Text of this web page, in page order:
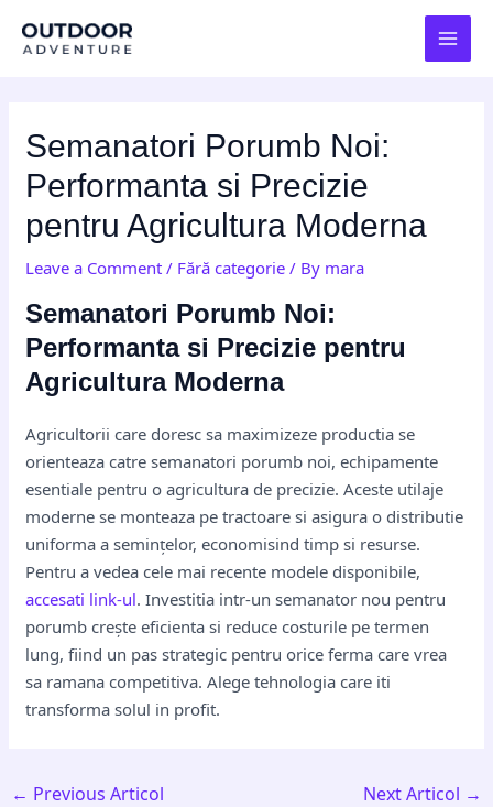
Semanatori Porumb Noi:
Performanta si Precizie
pentru Agricultura Moderna
Leave a Comment / Fără categorie / By mara
Semanatori Porumb Noi:
Performanta si Precizie pentru
Agricultura Moderna
Agricultorii care doresc sa maximizeze productia se
orienteaza catre semanatori porumb noi, echipamente
esentiale pentru o agricultura de precizie. Aceste utilaje
moderne se monteaza pe tractoare si asigura o distributie
uniforma a semințelor, economisind timp si resurse.
Pentru a vedea cele mai recente modele disponibile,
accesati link-ul. Investitia intr-un semanator nou pentru
porumb crește eficienta si reduce costurile pe termen
lung, fiind un pas strategic pentru orice ferma care vrea
sa ramana competitiva. Alege tehnologia care iti
transforma solul in profit.
navigation
← Previous Articol Next Articol →